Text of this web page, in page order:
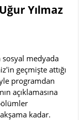
Yılmaz
sosyal medyada
geçmişte attığı
programdan
açıklamasına
kadar.